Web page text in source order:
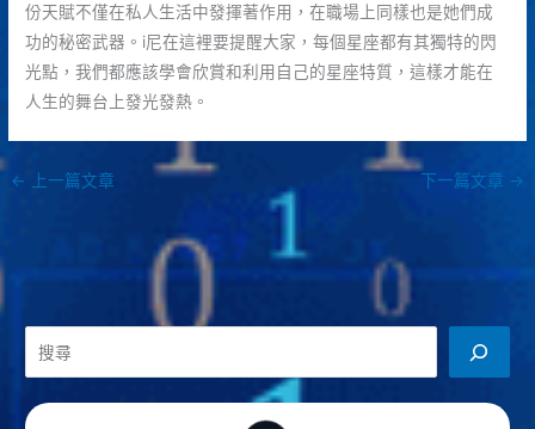
份天賦不僅在私人生活中發揮著作用，在職場上同樣也是她們成
功的秘密武器。i尼在這裡要提醒大家，每個星座都有其獨特的閃
光點，我們都應該學會欣賞和利用自己的星座特質，這樣才能在
人生的舞台上發光發熱。
← 上一篇文章 下一篇文章 →
搜
尋